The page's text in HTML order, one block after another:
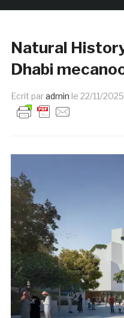
Natural
Dhabi
Ecrit paradmin le 22/11/2025